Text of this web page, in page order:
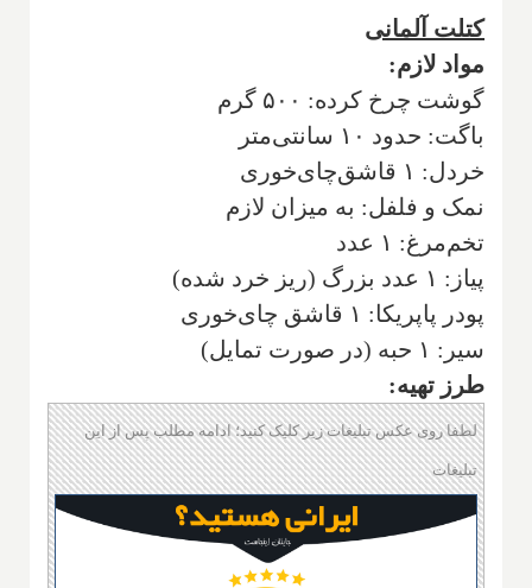
‌کتلت ‌آلمانی
مواد لازم:
گوشت چرخ کرده‌: ۵۰۰ گرم
باگت‌: حدود ۱۰ سانتی‌متر
خردل‌: ۱ قاشق‌چای‌خوری
نمک و فلفل‌: به میزان لازم
تخم‌مرغ‌: ۱ عدد
پیاز‌: ۱ عدد بزرگ (‌ریز خرد شده‌)
پودر پاپریکا‌: ۱ قاشق چای‌خوری
سیر‌: ۱ حبه (‌در صورت تمایل‌)
طرز تهیه:
لطفا روی عکس تبلیغات زیر کلیک کنید؛ ادامه مطلب پس از این
تبلیغات